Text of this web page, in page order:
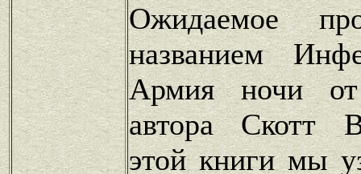
Ожидаемое
названием
Армия ночи от
автора Скотт
этой книги мы